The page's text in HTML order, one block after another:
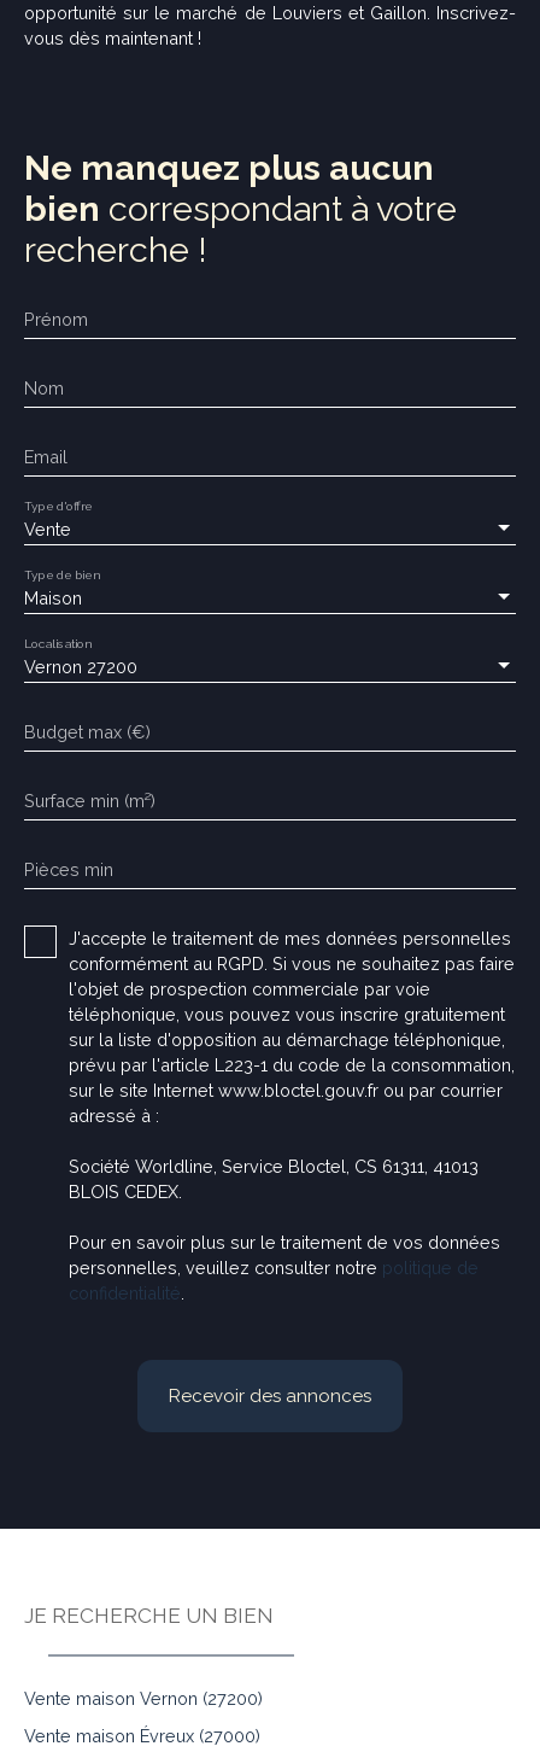
opportunité sur le marché de Louviers et Gaillon. Inscrivez-
vous dès maintenant !
Ne manquez plus aucun
bien correspondant à votre
recherche !
Prénom
Nom
Email
Vente
Type d'offre
Maison
Type de bien
Vernon 27200
Localisation
Budget max (€)
Surface min (m²)
Pièces min
J'accepte le traitement de mes données personnelles
conformément au RGPD. Si vous ne souhaitez pas faire
l'objet de prospection commerciale par voie
téléphonique, vous pouvez vous inscrire gratuitement
sur la liste d'opposition au démarchage téléphonique,
prévu par l'article L223-1 du code de la consommation,
sur le site Internet www.bloctel.gouv.fr ou par courrier
adressé à :
Société Worldline, Service Bloctel, CS 61311, 41013
BLOIS CEDEX.
Pour en savoir plus sur le traitement de vos données
personnelles, veuillez consulter notre politique de
confidentialité
Recevoir des annonces
JE RECHERCHE UN BIEN
Vente maison Vernon (27200)
Vente maison Évreux (27000)